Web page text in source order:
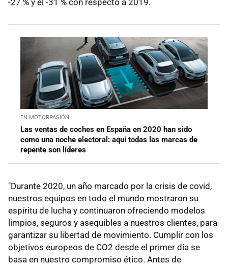
-27 % y el -31 % con respecto a 2019.
EN MOTORPASIÓN
Las ventas de coches en España en 2020 han sido
como una noche electoral: aquí todas las marcas de
repente son líderes
"Durante 2020, un año marcado por la crisis de covid,
nuestros equipos en todo el mundo mostraron su
espíritu de lucha y continuaron ofreciendo modelos
limpios, seguros y asequibles a nuestros clientes, para
garantizar su libertad de movimiento. Cumplir con los
objetivos europeos de CO2 desde el primer día se
basa en nuestro compromiso ético. Antes de